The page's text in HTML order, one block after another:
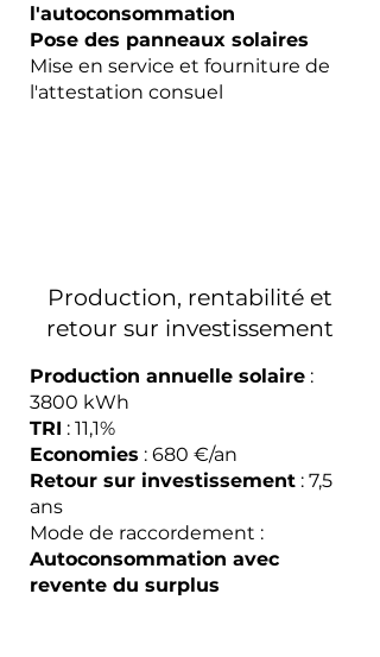
l'autoconsommation
Pose des panneaux solaires
Mise en service et fourniture de
l'attestation consuel
Production, rentabilité et
retour sur investissement
Production annuelle solaire :
3800 kWh
TRI : 11,1%
Economies : 680 €/an
Retour sur investissement : 7,5
ans
Mode de raccordement :
Autoconsommation avec
revente du surplus